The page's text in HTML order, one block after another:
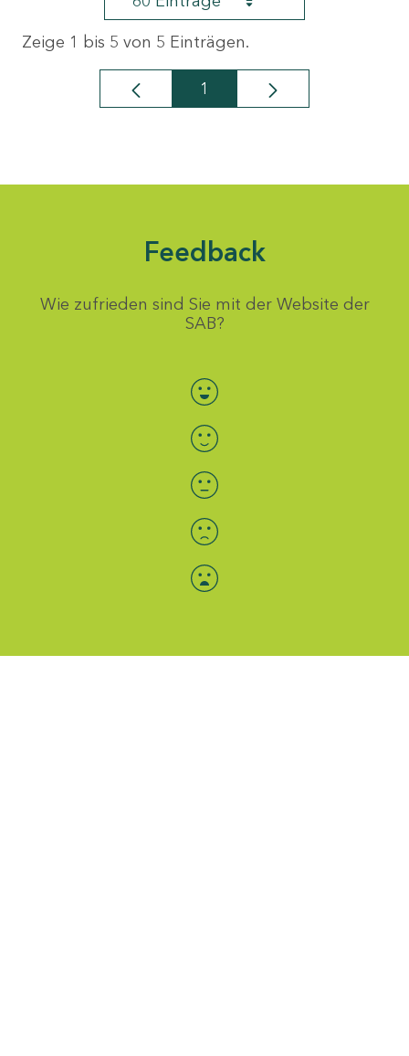
Zeige 1 bis 5 von 5 Einträgen.
Seite
1
Feedback
Wie zufrieden sind Sie mit der Website der
SAB?
Bewertung auswählen